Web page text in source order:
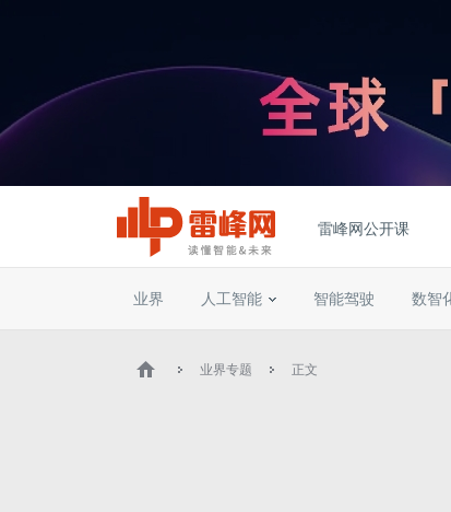
雷峰网公开课
业界 人工智能 智能驾驶 数智
业界专题 正文